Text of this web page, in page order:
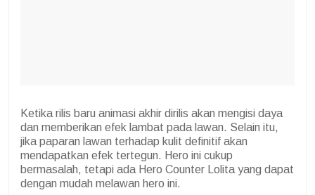
Ketika rilis baru animasi akhir dirilis akan mengisi daya
dan memberikan efek lambat pada lawan. Selain itu,
jika paparan lawan terhadap kulit definitif akan
mendapatkan efek tertegun. Hero ini cukup
bermasalah, tetapi ada Hero Counter Lolita yang dapat
dengan mudah melawan hero ini.